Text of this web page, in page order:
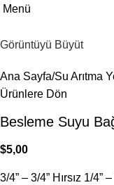
Menü
Görüntüyü Büyüt
Ana Sayfa Su Arıtma
Ürünlere Dön
Besleme Suyu
$5,00
3/4” – 3/4” Hırsız 1/4”